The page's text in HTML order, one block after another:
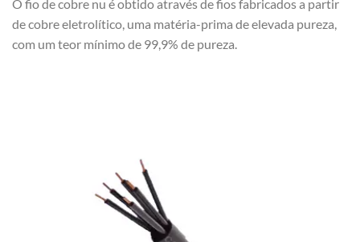
O fio de cobre nu é obtido através de fios fabricados a partir
de cobre eletrolítico, uma matéria-prima de elevada pureza,
com um teor mínimo de 99,9% de pureza.